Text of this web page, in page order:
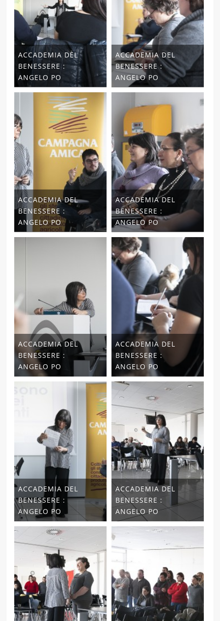
ACCADEMIA DEL
BENESSERE :
ANGELO PO
ACCADEMIA DEL
BENESSERE :
ANGELO PO
ACCADEMIA DEL
BENESSERE :
ANGELO PO
ACCADEMIA DEL
BENESSERE :
ANGELO PO
ACCADEMIA DEL
BENESSERE :
ANGELO PO
ACCADEMIA DEL
BENESSERE :
ANGELO PO
ACCADEMIA DEL
BENESSERE :
ANGELO PO
ACCADEMIA DEL
BENESSERE :
ANGELO PO